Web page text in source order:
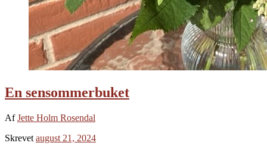
En sensommerbuket
AfJette Holm Rosendal
Skrevet august 21, 2024